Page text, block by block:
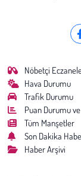
Nöbetçi
Hava Durumu
Trafik Durumu
Puan Durumu
Tüm Manşetler
Son Dakika
Haber Arşivi